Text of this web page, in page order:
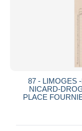
87 - LIMOGES
NICARD-
PLACE